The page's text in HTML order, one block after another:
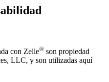
con Zelle® son propiedad
LLC, y son utilizadas aquí